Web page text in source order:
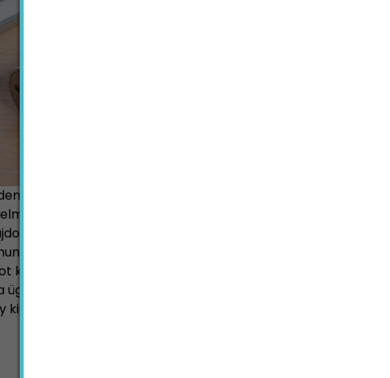
marketing stratégia alapját képezik valamilyen szinten, és
hogy a két leeghatékonyabb eszközről van szó,
Neked is ismerned kell ezeket a fogalmakat! Persze
oroszlánrészét, ha szeretnéd, elvégezzük helyetted. Ehhez
kérni tőlünk, hogy megkezdhessük a közös munkát!
értik is hogy mit, miért csinálunk – ha csak
kis bemutatót tartunk a keresőszolgáltatókról, eszközökről!